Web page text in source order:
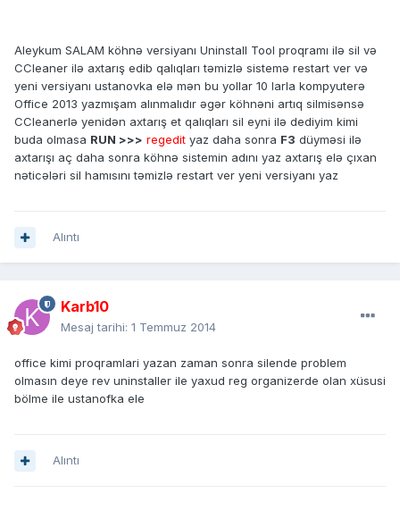
Aleykum SALAM köhnə versiyanı Uninstall Tool proqramı ilə sil və
CCleaner ilə axtarış edib qalıqları təmizlə sistemə restart ver və
yeni versiyanı ustanovka elə mən bu yollar 10 larla kompyuterə
Office 2013 yazmışam alınmalıdır əgər köhnəni artıq silmisənsə
CCleanerlə yenidən axtarış et qalıqları sil eyni ilə dediyim kimi
buda olmasa RUN >>> regedit yaz daha sonra F3 düyməsi ilə
axtarışı aç daha sonra köhnə sistemin adını yaz axtarış elə çıxan
nəticələri sil hamısını təmizlə restart ver yeni versiyanı yaz
Alıntı
Karb10
Mesaj tarihi: 1 Temmuz 2014
office kimi proqramlari yazan zaman sonra silende problem
olmasın deye rev uninstaller ile yaxud reg organizerde olan xüsusi
bölme ile ustanofka ele
Alıntı